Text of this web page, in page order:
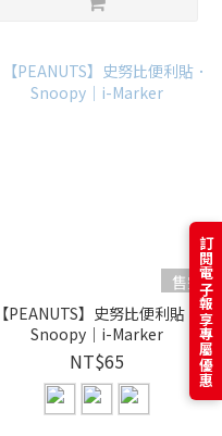
售完
【PEANUTS】史努比便利貼．
Snoopy｜i-Marker
NT$65 訂閱電子報享專屬優惠